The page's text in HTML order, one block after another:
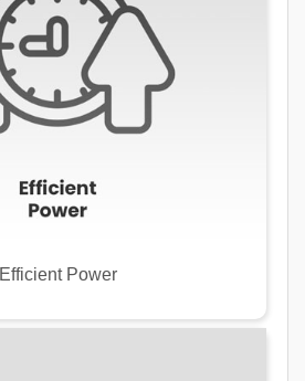
Efficient Power